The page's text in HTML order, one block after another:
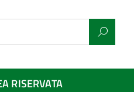
RISERVATA